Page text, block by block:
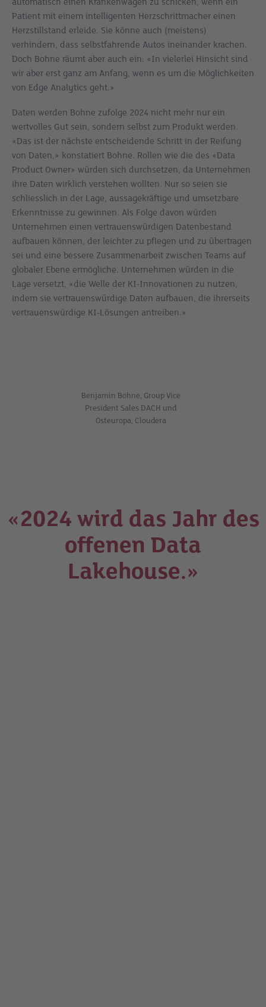
Patient mit einem intelligenten Herzschrittmacher einen
Herzstillstand erleide. Sie könne auch (meistens)
verhindern, dass selbstfahrende Autos ineinander krachen.
Doch Bohne räumt aber auch ein: «In vielerlei Hinsicht sind
wir aber erst ganz am Anfang, wenn es um die Möglichkeiten
von Edge Analytics geht.»
Daten werden Bohne zufolge 2024 nicht mehr nur ein
wertvolles Gut sein, sondern selbst zum Produkt werden.
«Das ist der nächste entscheidende Schritt in der Reifung
von Daten,» konstatiert Bohne. Rollen wie die des «Data
Product Owner» würden sich durchsetzen, da Unternehmen
ihre Daten wirklich verstehen wollten. Nur so seien sie
schliesslich in der Lage, aussagekräftige und umsetzbare
Erkenntnisse zu gewinnen. Als Folge davon würden
Unternehmen einen vertrauenswürdigen Datenbestand
aufbauen können, der leichter zu pflegen und zu übertragen
sei und eine bessere Zusammenarbeit zwischen Teams auf
globaler Ebene ermögliche. Unternehmen würden in die
Lage versetzt, «die Welle der KI-Innovationen zu nutzen,
indem sie vertrauenswürdige Daten aufbauen, die ihrerseits
vertrauenswürdige KI-Lösungen antreiben.»
Benjamin Bohne, Group Vice
President Sales DACH und
Osteuropa, Cloudera
«2024 wird das Jahr des
offenen Data
Lakehouse.»